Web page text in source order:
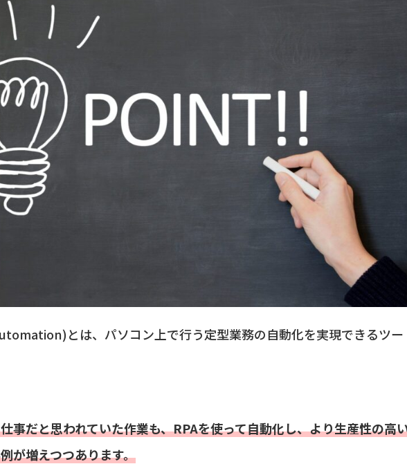
とは、パソコン上で行う定型業務の自動化を実現できるツー
事だと思われていた作業も、RPAを使って自動化し、より生産性の高
が増えつつあります。